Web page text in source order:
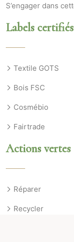
S’engager dans
Labels certifiés
Textile GOTS
Bois FSC
Cosmébio
Fairtrade
Actions vertes
Réparer
Recycler